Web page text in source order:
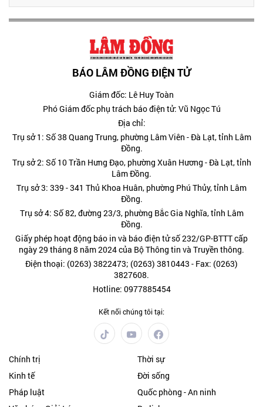
BÁO LÂM ĐỒNG ĐIỆN TỬ
Giám đốc: Lê Huy Toàn
Phó Giám đốc phụ trách báo điện tử: Vũ Ngọc Tú
Địa chỉ:
Trụ sở 1: Số 38 Quang Trung, phường Lâm Viên - Đà Lạt, tỉnh Lâm
Đồng.
Trụ sở 2: Số 10 Trần Hưng Đạo, phường Xuân Hương - Đà Lạt, tỉnh
Lâm Đồng.
Trụ sở 3: 339 - 341 Thủ Khoa Huân, phường Phú Thủy, tỉnh Lâm
Đồng.
Trụ sở 4: Số 82, đường 23/3, phường Bắc Gia Nghĩa, tỉnh Lâm
Đồng.
Giấy phép hoạt động báo in và báo điện tử số 232/GP-BTTT cấp
ngày 29 tháng 8 năm 2024 của Bộ Thông tin và Truyền thông.
Điện thoại: (0263) 3822473; (0263) 3810443 - Fax: (0263)
3827608.
Hotline: 0977885454
Kết nối chúng tôi tại:
Chính trị
Thời sự
Kinh tế
Đời sống
Pháp luật
Quốc phòng - An ninh